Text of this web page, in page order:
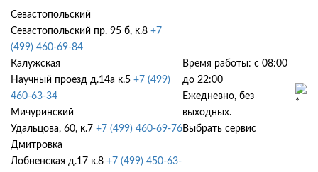
Севастопольский
Севастопольский пр. 95 б, к.8 +7
(499) 460-69-84
Калужская
Научный проезд д.14а к.5 +7 (499)
460-63-34
Мичуринский
Удальцова, 60, к.7 +7 (499) 460-69-76
Дмитровка
Лобненская д.17 к.8 +7 (499) 450-63-
Время работы: с 08:00
до 22:00
Ежедневно, без
выходных.
Выбрать сервис